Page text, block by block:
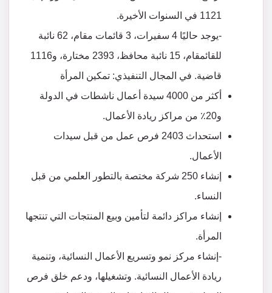
1121 في السنوات الأخيرة.
-يوجد حاليًا 4 سفيرات، 3 قائمات مقام، 62 نائبة
للقائمقام، 15 نائبة محافظ، 2393 مختارة، و1116
قاضية. في المجال التنفيذي: تمكين المرأة
أكثر من 4000 سيدة أعمال ناشطات في الدولة
و20٪ من مراكز ريادة الأعمال.
استحداث 2403 فرص عمل من قبل سيدات
الأعمال.
إنشاء 250 شركة مختصة بالتطور العلمي من قبل
النساء.
إنشاء مراكز دائمة لتأمين وبيع المنتجات التي تنتجها
المرأة.
-إنشاء مركز نمو وتسريع الأعمال النسائية، وتنمية
ريادة الأعمال النسائية. وتشغيلها، ودعم خلق فرص